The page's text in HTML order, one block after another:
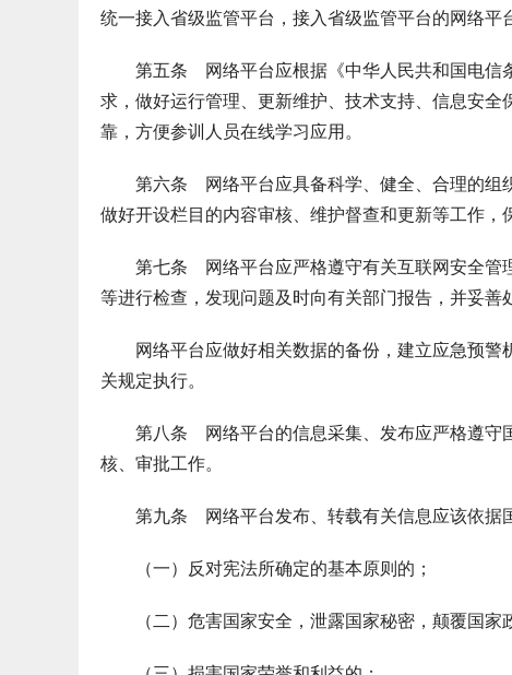
统一接入省级监管平台，接入省级监管平台的网络平
第五条 网络平台应根据《中华人民共和国电信
求，做好运行管理、更新维护、技术支持、信息安
靠，方便参训人员在线学习应用。
第六条 网络平台应具备科学、健全、合理的组织
做好开设栏目的内容审核、维护督查和更新等工作，
第七条 网络平台应严格遵守有关互联网安全管
等进行检查，发现问题及时向有关部门报告，并妥善
网络平台应做好相关数据的备份，建立应急预警
关规定执行。
第八条 网络平台的信息采集、发布应严格遵守
核、审批工作。
第九条 网络平台发布、转载有关信息应该依据国
（一）反对宪法所确定的基本原则的；
（二）危害国家安全，泄露国家秘密，颠覆国家